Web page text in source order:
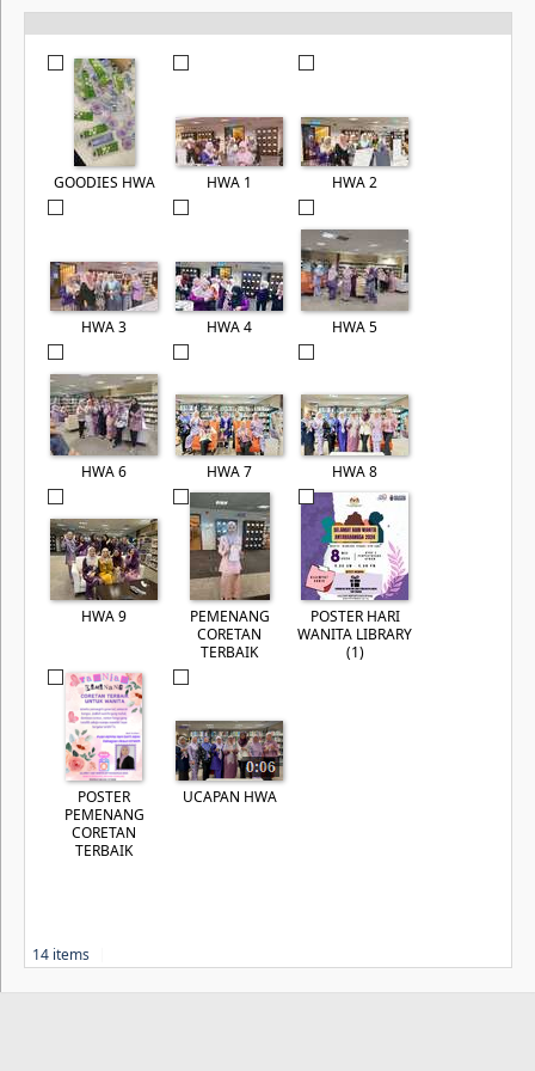
GOODIES HWA HWA 1 HWA 2
HWA 3 HWA 4 HWA 5
HWA 6 HWA 7 HWA 8
HWA 9
PEMENANG
CORETAN
TERBAIK
POSTER HARI
WANITA LIBRARY
(1)
POSTER
PEMENANG
CORETAN
TERBAIK
UCAPAN HWA
14 items